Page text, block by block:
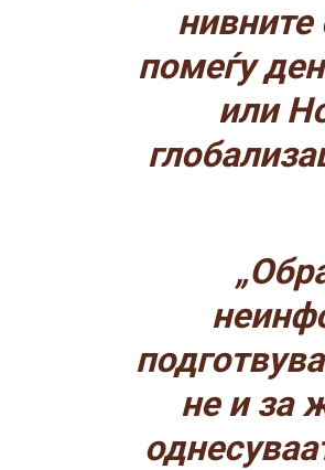
нивните
помеѓу
или
не и за